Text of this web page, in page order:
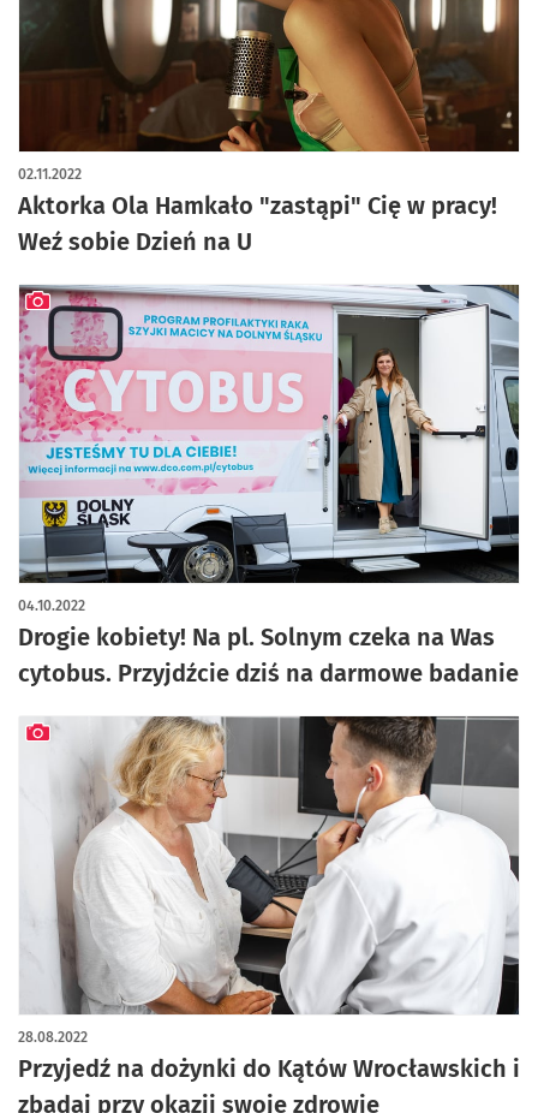
Aktorka Ola Hamkało "zastąpi" Cię w pracy!
Weź sobie Dzień na U
02.11.2022
artykuł z galerią zdjęć
Drogie kobiety! Na pl. Solnym czeka na Was
cytobus. Przyjdźcie dziś na darmowe badanie
04.10.2022
artykuł z galerią zdjęć
Przyjedź na dożynki do Kątów Wrocławskich i
zbadaj przy okazji swoje zdrowie
28.08.2022
artykuł z galerią zdjęć